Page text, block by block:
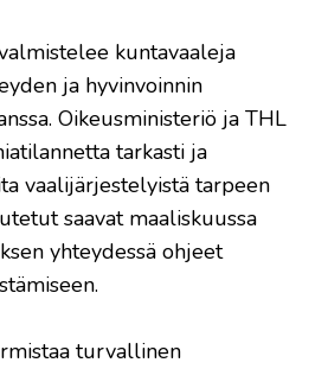
kuntavaaleja
ja hyvinvoinnin
Oikeusministeriö ja THL
tarkasti ja
vaalijärjestelyistä tarpeen
saavat maaliskuussa
yhteydessä ohjeet
turvallinen